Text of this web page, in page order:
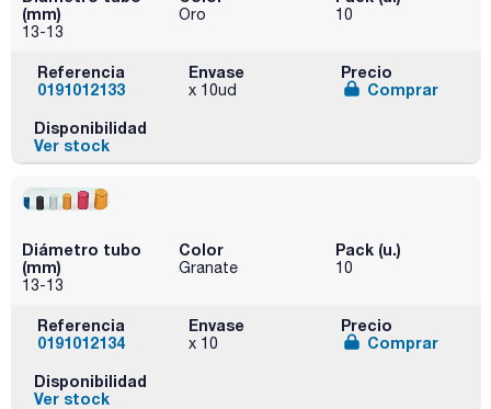
(mm)
13-13
Oro 10
Referencia
0191012133
Envase
x 10ud
Precio
Comprar
Disponibilidad
Ver stock
Diámetro tubo
(mm)
13-13
Color
Granate
Pack (u.)
10
Referencia
0191012134
Envase
x 10
Precio
Comprar
Disponibilidad
Ver stock